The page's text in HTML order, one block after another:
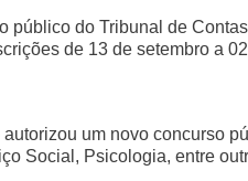
público do Tribunal de
de 13 de setembro a
um novo concurso
Social, Psicologia, entre